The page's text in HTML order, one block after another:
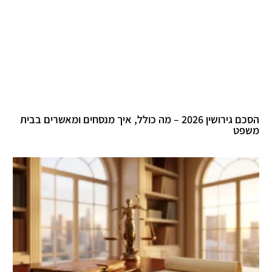
הסכם גירושין 2026 – מה כולל, איך מנסחים ומאשרים בבית
משפט